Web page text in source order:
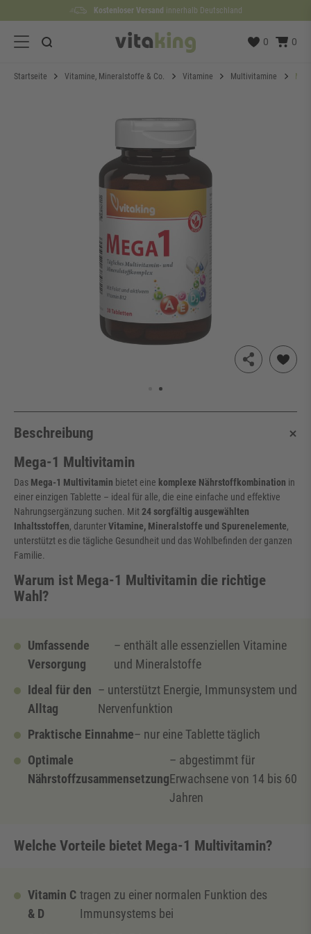
Kostenloser Versand innerhalb Deutschland
100 TageRückgaberecht
Lieferzeit etwa1 bis 3 Werktage
0 0
Startseite Vitamine, Mineralstoffe & Co. Vitamine Multivitamine
Beschreibung
Mega-1 Multivitamin
Das Mega-1 Multivitamin bietet eine komplexe Nährstoffkombination in
einer einzigen Tablette – ideal für alle, die eine einfache und effektive
Nahrungsergänzung suchen. Mit24 sorgfältig ausgewählten
Inhaltsstoffen, darunterVitamine, Mineralstoffe und Spurenelemente,
unterstützt es die tägliche Gesundheit und das Wohlbefinden der ganzen
Familie.
Warum ist Mega-1 Multivitamin die richtige
Wahl?
Umfassende
Versorgung
– enthält alle essenziellen Vitamine
und Mineralstoffe
Ideal für den
Alltag
– unterstützt Energie, Immunsystem und
Nervenfunktion
Praktische Einnahme– nur eine Tablette täglich
Optimale
Nährstoffzusammensetzung
– abgestimmt für
Erwachsene von 14 bis 60
Jahren
Welche Vorteile bietet Mega-1 Multivitamin?
Vitamin C
& D
tragen zu einer normalen Funktion des
Immunsystems bei